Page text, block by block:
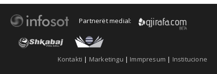
Partnerët medial:
Kontakti | Marketingu | Immpresum | Institucione